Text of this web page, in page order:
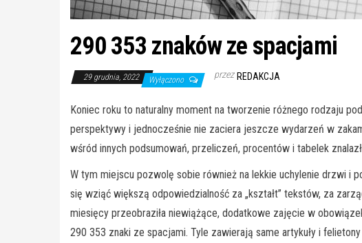
290 353 znaków ze spacjami
29 grudnia, 2022 Wyłączono przez REDAKCJA
Koniec roku to naturalny moment na tworzenie różnego rodzaju
perspektywy i jednocześnie nie zaciera jeszcze wydarzeń w
wśród innych podsumowań, przeliczeń, procentów i tabelek
W tym miejscu pozwolę sobie również na lekkie uchylenie drzwi i
się wziąć większą odpowiedzialność za „kształt” tekstów, za
miesięcy przeobraziła niewiążące, dodatkowe zajęcie w
290 353 znaki ze spacjami. Tyle zawierają same artykuły i